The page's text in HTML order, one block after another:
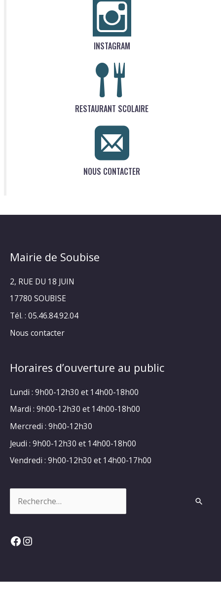
INSTAGRAM
RESTAURANT SCOLAIRE
NOUS CONTACTER
Mairie de Soubise
2, RUE DU 18 JUIN
17780 SOUBISE
Tél. : 05.46.84.92.04
Nous contacter
Horaires d’ouverture au public
Lundi : 9h00-12h30 et 14h00-18h00
Mardi : 9h00-12h30 et 14h00-18h00
Mercredi : 9h00-12h30
Jeudi : 9h00-12h30 et 14h00-18h00
Vendredi : 9h00-12h30 et 14h00-17h00
Facebook
Instagram